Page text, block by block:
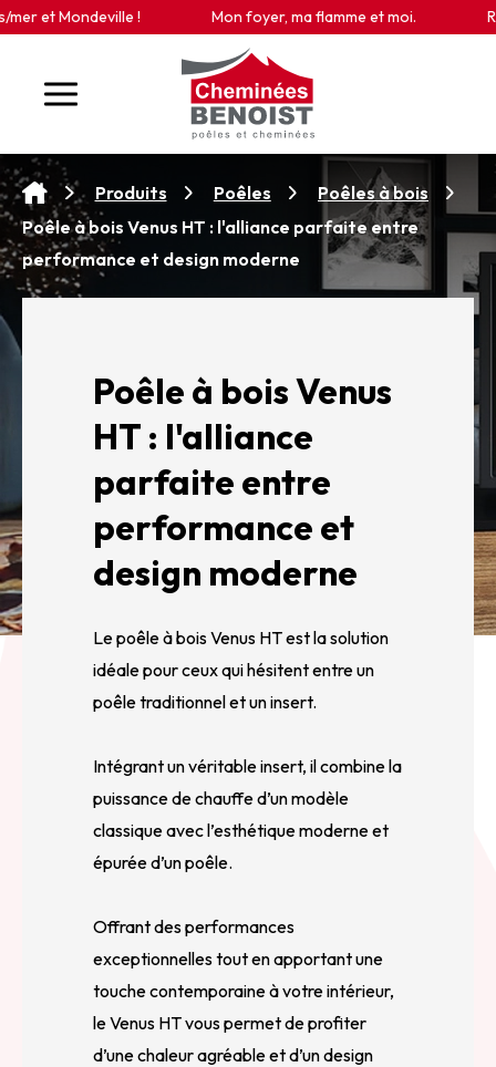
! Mon foyer, ma flamme et moi.
Produits Poêles
Poêles à bois
Poêle à bois Venus HT : l'alliance parfaite entre
performance et design moderne
Poêle à bois Venus
HT : l'alliance
parfaite entre
performance et
design moderne
Le poêle à bois Venus HT est la solution
idéale pour ceux qui hésitent entre un
poêle traditionnel et un insert.
Intégrant un véritable insert, il combine la
puissance de chauffe d’un modèle
classique avec l’esthétique moderne et
épurée d’un poêle.
Offrant des performances
exceptionnelles tout en apportant une
touche contemporaine à votre intérieur,
le Venus HT vous permet de profiter
d’une chaleur agréable et d’un design
Panneau de gestion des cookies